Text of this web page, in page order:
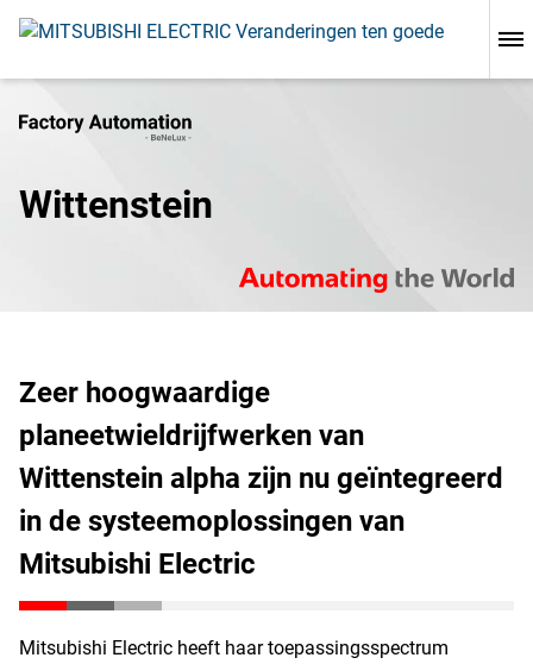
Wittenstein
Zeer hoogwaardige
planeetwieldrijfwerken van
Wittenstein alpha zijn nu geïntegreerd
in de systeemoplossingen van
Mitsubishi Electric
Mitsubishi Electric heeft haar toepassingsspectrum